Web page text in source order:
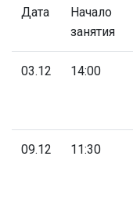
Дата
Начало
занятия
03.12 14:00
09.12 11:30